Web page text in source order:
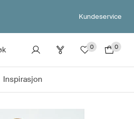
Kundeservice
0 0
Inspirasjon